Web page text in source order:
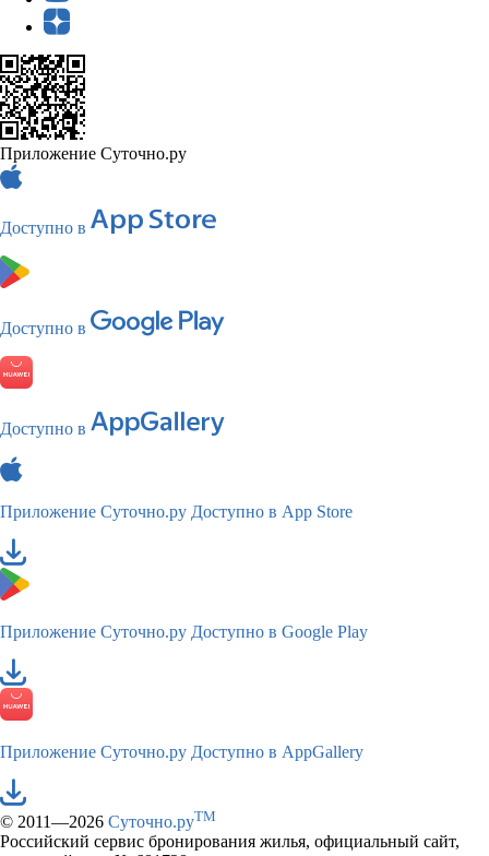
Приложение Суточно.ру
Доступно в
Доступно в
Доступно в
Приложение Суточно.ру Доступно в App Store
Приложение Суточно.ру Доступно в Google Play
Приложение Суточно.ру Доступно в AppGallery
© 2011—2026 Суточно.руTM
Российский сервис бронирования жилья, официальный сайт,